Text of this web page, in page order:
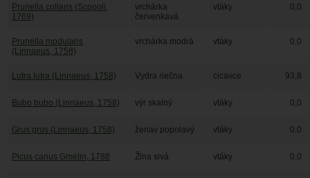
Prunella collaris (Scopoli,
1769)
vrchárka
červenkavá
vtáky 0,0
Prunella modularis
(Linnaeus, 1758)
vrchárka modrá vtáky 0,0
Lutra lutra (Linnaeus, 1758) Vydra riečna cicavce 93,8
Bubo bubo (Linnaeus, 1758) výr skalný vtáky 0,0
Grus grus (Linnaeus, 1758) žeriav popolavý vtáky 0,0
Picus canus Gmelin, 1788 Žlna sivá vtáky 0,0